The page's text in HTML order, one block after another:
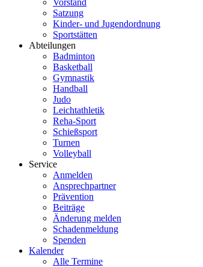
Vorstand
Satzung
Kinder- und Jugendordnung
Sportstätten
Abteilungen
Badminton
Basketball
Gymnastik
Handball
Judo
Leichtathletik
Reha-Sport
Schießsport
Turnen
Volleyball
Service
Anmelden
Ansprechpartner
Prävention
Beiträge
Änderung melden
Schadenmeldung
Spenden
Kalender
Alle Termine